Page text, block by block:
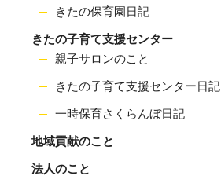
きたの保育園日記
きたの子育て支援センター
親子サロンのこと
きたの子育て支援センター日記
一時保育さくらんぼ日記
地域貢献のこと
法人のこと